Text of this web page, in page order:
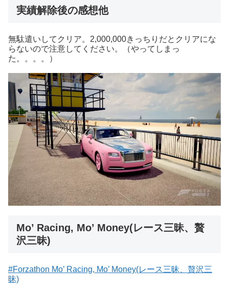
実績解除後の感想他
無駄遣いしてクリア。2,000,000きっちりだとクリアにな
らないので注意してください。（やってしまっ
た。。。。）
Mo’ Racing, Mo’ Money(レース三昧、贅
沢三昧)
#Forzathon Mo’ Racing, Mo’ Money(レース三昧、贅沢三
昧)